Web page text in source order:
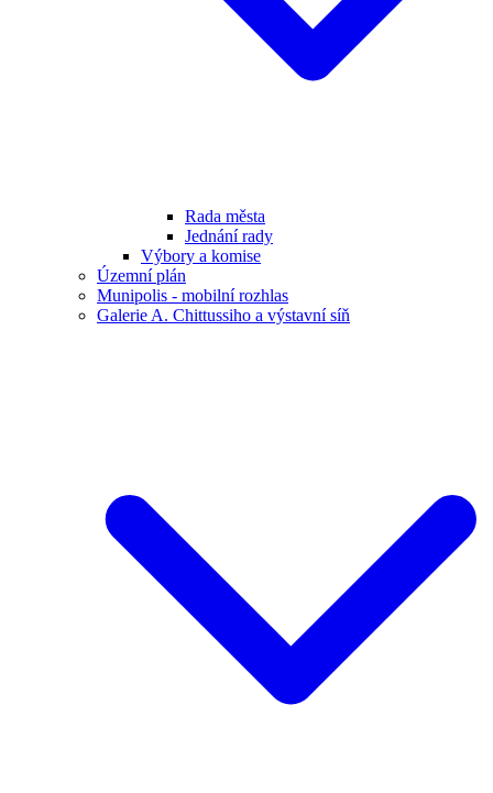
Rada města
Jednání rady
Výbory a komise
Územní plán
Munipolis - mobilní rozhlas
Galerie A. Chittussiho a výstavní síň